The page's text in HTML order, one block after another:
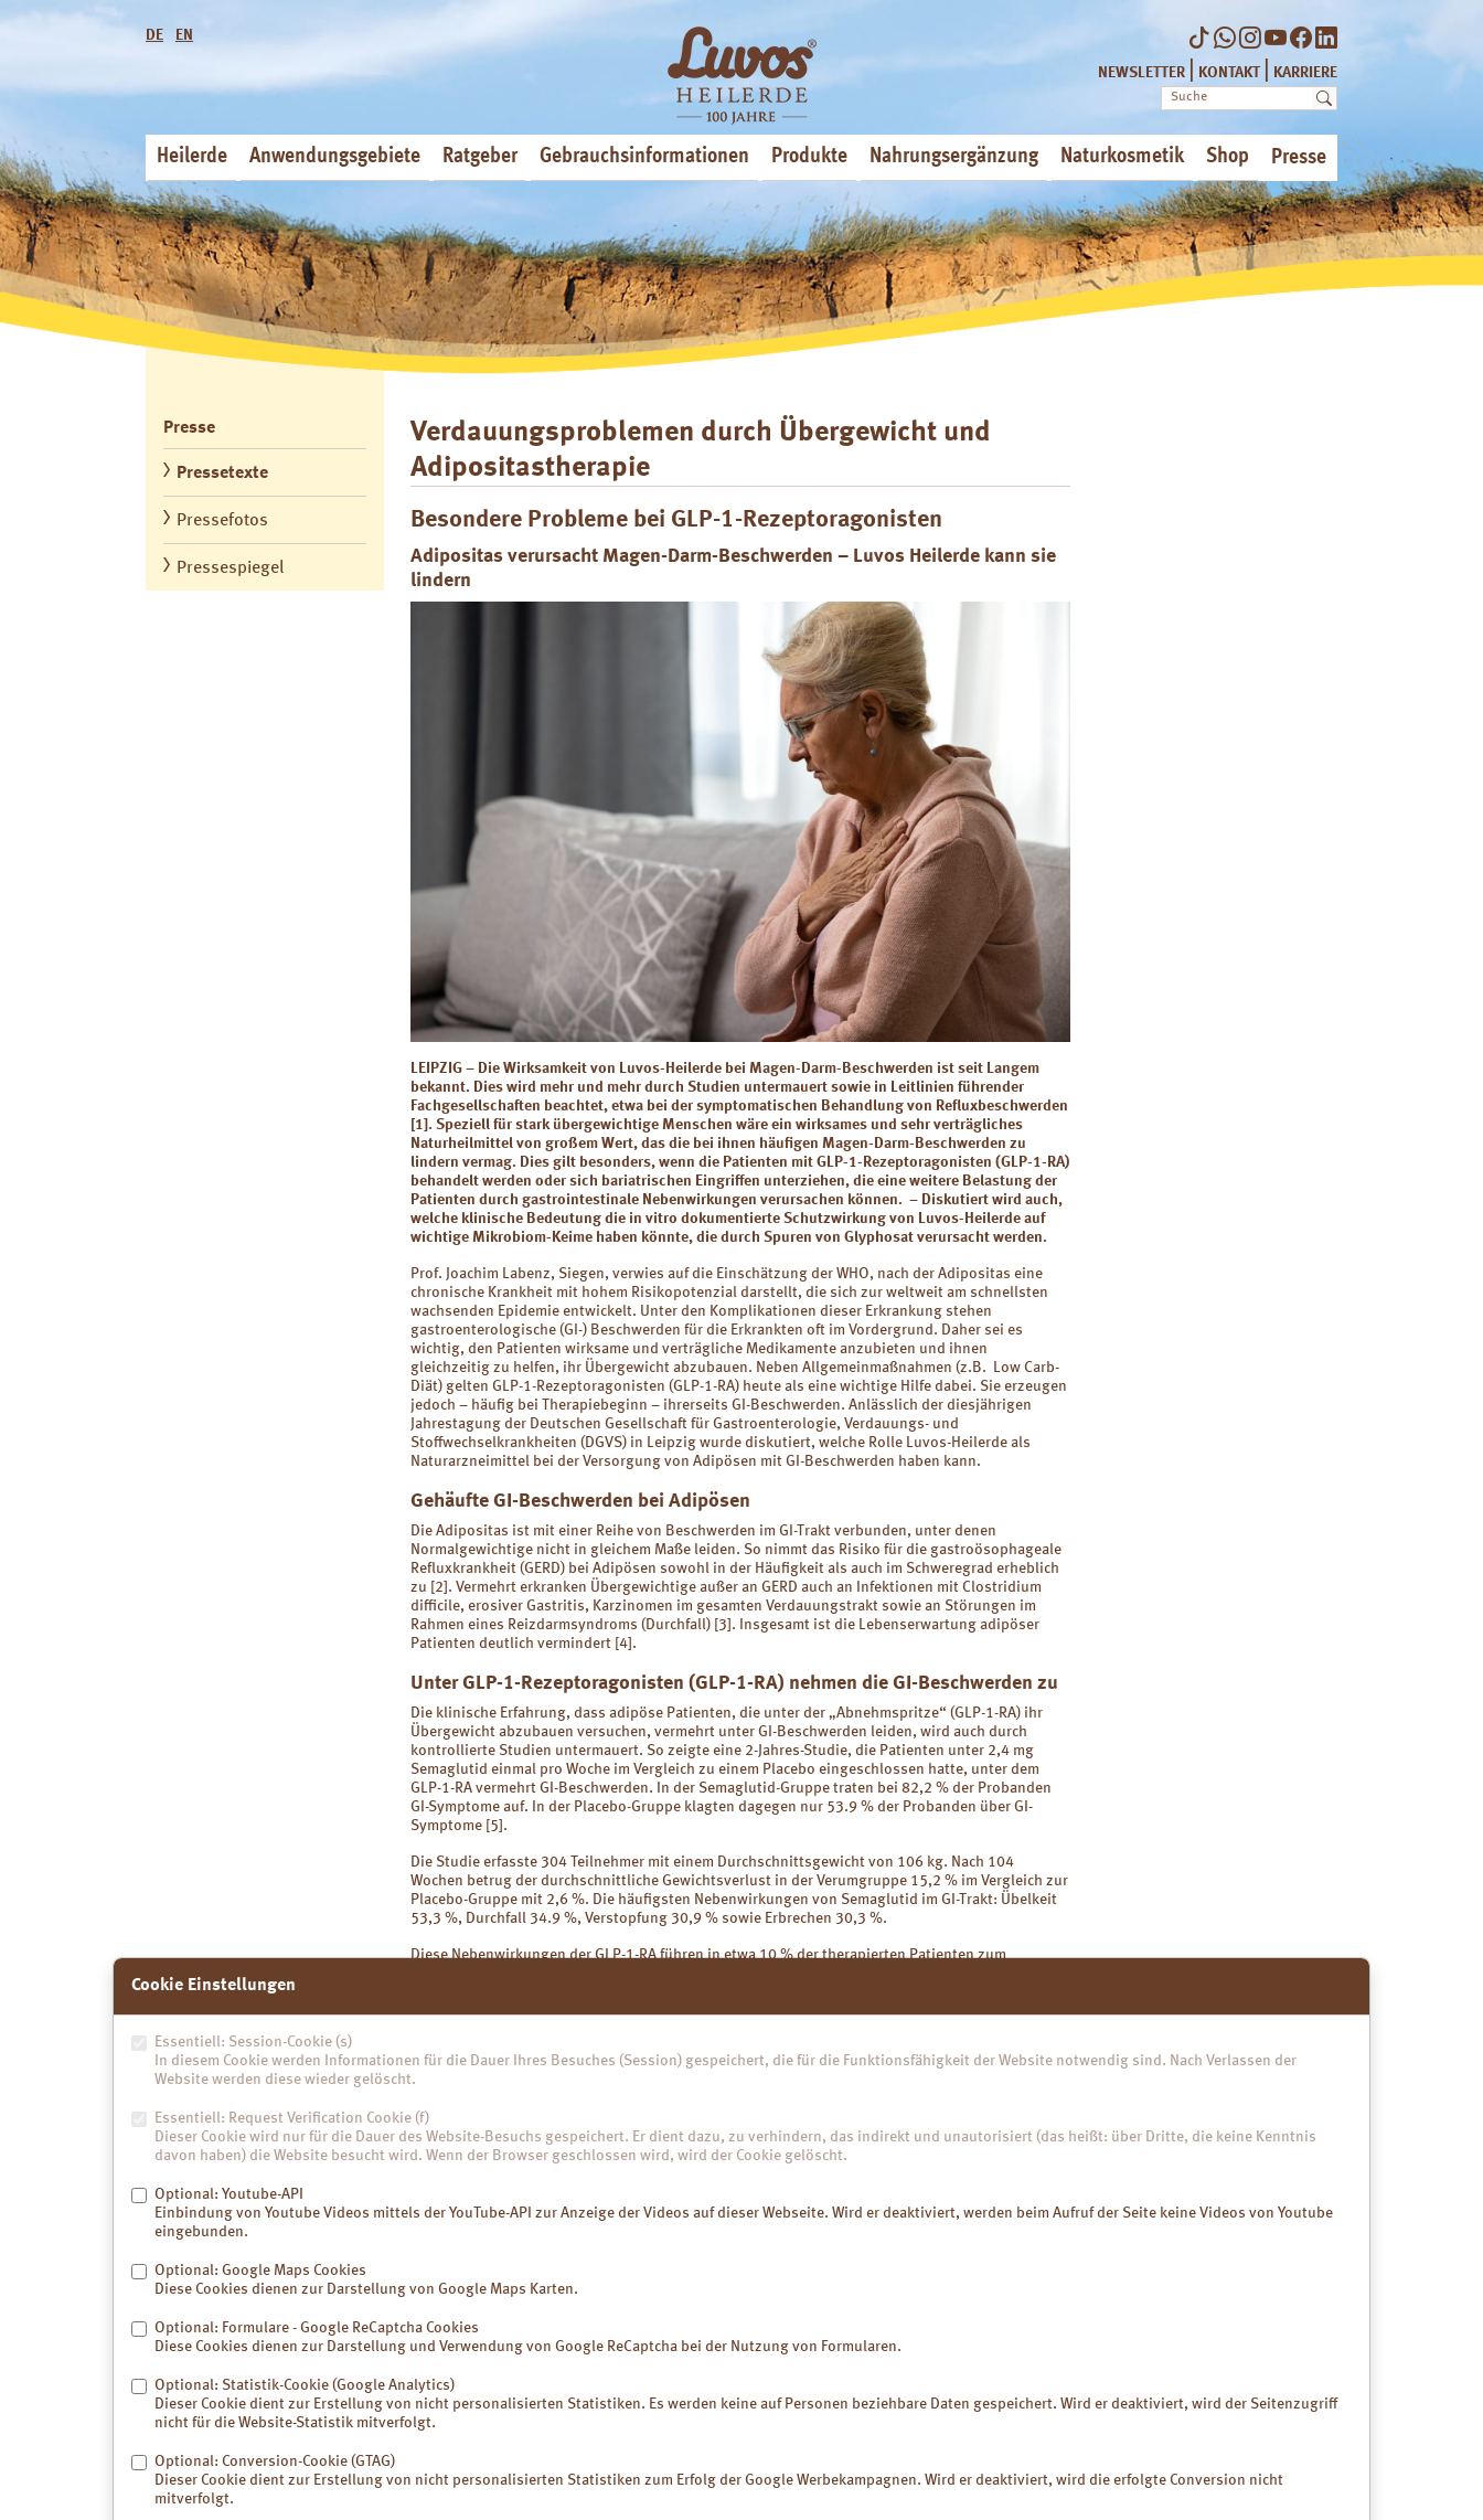
DE EN
NEWSLETTER KONTAKT KARRIERE
Heilerde Anwendungsgebiete Ratgeber Gebrauchsinformationen Produkte Nahrungsergänzung Naturkosmetik Shop Presse
Presse
Pressetexte
Pressefotos
Pressespiegel
Verdauungsproblemen durch Übergewicht und
Adipositastherapie
Besondere Probleme bei GLP-1-Rezeptoragonisten
Adipositas verursacht Magen-Darm-Beschwerden – Luvos Heilerde kann sie
lindern
LEIPZIG – Die Wirksamkeit von Luvos-Heilerde bei Magen-Darm-Beschwerden ist seit Langem
bekannt. Dies wird mehr und mehr durch Studien untermauert sowie in Leitlinien führender
Fachgesellschaften beachtet, etwa bei der symptomatischen Behandlung von Refluxbeschwerden
[1]. Speziell für stark übergewichtige Menschen wäre ein wirksames und sehr verträgliches
Naturheilmittel von großem Wert, das die bei ihnen häufigen Magen-Darm-Beschwerden zu
lindern vermag. Dies gilt besonders, wenn die Patienten mit GLP-1-Rezeptoragonisten (GLP-1-RA)
behandelt werden oder sich bariatrischen Eingriffen unterziehen, die eine weitere Belastung der
Patienten durch gastrointestinale Nebenwirkungen verursachen können. – Diskutiert wird auch,
welche klinische Bedeutung die in vitro dokumentierte Schutzwirkung von Luvos-Heilerde auf
wichtige Mikrobiom-Keime haben könnte, die durch Spuren von Glyphosat verursacht werden.
Prof. Joachim Labenz, Siegen, verwies auf die Einschätzung der WHO, nach der Adipositas eine
chronische Krankheit mit hohem Risikopotenzial darstellt, die sich zur weltweit am schnellsten
wachsenden Epidemie entwickelt. Unter den Komplikationen dieser Erkrankung stehen
gastroenterologische (GI-) Beschwerden für die Erkrankten oft im Vordergrund. Daher sei es
wichtig, den Patienten wirksame und verträgliche Medikamente anzubieten und ihnen
gleichzeitig zu helfen, ihr Übergewicht abzubauen. Neben Allgemeinmaßnahmen (z.B. Low Carb-
Diät) gelten GLP-1-Rezeptoragonisten (GLP-1-RA) heute als eine wichtige Hilfe dabei. Sie erzeugen
jedoch – häufig bei Therapiebeginn – ihrerseits GI-Beschwerden. Anlässlich der diesjährigen
Jahrestagung der Deutschen Gesellschaft für Gastroenterologie, Verdauungs- und
Stoffwechselkrankheiten (DGVS) in Leipzig wurde diskutiert, welche Rolle Luvos-Heilerde als
Naturarzneimittel bei der Versorgung von Adipösen mit GI-Beschwerden haben kann.
Gehäufte GI-Beschwerden bei Adipösen
Die Adipositas ist mit einer Reihe von Beschwerden im GI-Trakt verbunden, unter denen
Normalgewichtige nicht in gleichem Maße leiden. So nimmt das Risiko für die gastroösophageale
Refluxkrankheit (GERD) bei Adipösen sowohl in der Häufigkeit als auch im Schweregrad erheblich
zu [2]. Vermehrt erkranken Übergewichtige außer an GERD auch an Infektionen mit Clostridium
difficile, erosiver Gastritis, Karzinomen im gesamten Verdauungstrakt sowie an Störungen im
Rahmen eines Reizdarmsyndroms (Durchfall) [3]. Insgesamt ist die Lebenserwartung adipöser
Patienten deutlich vermindert [4].
Unter GLP-1-Rezeptoragonisten (GLP-1-RA) nehmen die GI-Beschwerden zu
Die klinische Erfahrung, dass adipöse Patienten, die unter der „Abnehmspritze“ (GLP-1-RA) ihr
Übergewicht abzubauen versuchen, vermehrt unter GI-Beschwerden leiden, wird auch durch
kontrollierte Studien untermauert. So zeigte eine 2-Jahres-Studie, die Patienten unter 2,4 mg
Semaglutid einmal pro Woche im Vergleich zu einem Placebo eingeschlossen hatte, unter dem
GLP-1-RA vermehrt GI-Beschwerden. In der Semaglutid-Gruppe traten bei 82,2 % der Probanden
GI-Symptome auf. In der Placebo-Gruppe klagten dagegen nur 53.9 % der Probanden über GI-
Symptome [5].
Die Studie erfasste 304 Teilnehmer mit einem Durchschnittsgewicht von 106 kg. Nach 104
Wochen betrug der durchschnittliche Gewichtsverlust in der Verumgruppe 15,2 % im Vergleich zur
Placebo-Gruppe mit 2,6 %. Die häufigsten Nebenwirkungen von Semaglutid im GI-Trakt: Übelkeit
53,3 %, Durchfall 34.9 %, Verstopfung 30,9 % sowie Erbrechen 30,3 %.
Diese Nebenwirkungen der GLP-1-RA führen in etwa 10 % der therapierten Patienten zum
Gastrointestinale Beschwerdebilder zeigen sich auch nach bariatrischen Eingriffen, wie Labenz
20.000) führen zu GI-Folgeerscheinungen/Nebenwirkungen wie Durchfall, Verstopfung,
Blähungen, Übelkeit / Erbrechen sowie Reflux (Magenballon, Magenvolumenreduktion).
Durch ihre spezielle Zusammensetzung und Aufbereitung vermag die naturreine Luvos-Heilerde
Magen- und Gallensäure zu neutralisieren bzw. zu absorbieren,
Giftstoffe, z. B. Schwermetallionen, zu binden.
Bei Refluxbeschwerden wie Sodbrennen wird Luvos-Heilerde aufgrund ihrer schnellen und
anhaltenden säureneutralisierenden Wirkung als Antazidum genutzt. Sie neutralisiert in
Sekundenschnelle überschüssige Magensäure. Bei guter Kontrolle der Reflux-Beschwerden kann
diese Heilerde leitliniengerecht [1] auch die Anwendung von PPI ersetzen, die gerade wegen
Begünstigung einer Gewichtszunahme für Adipöse ungünstig sind. Bei guter Symptomkontrolle
ohne Risikofaktoren, mit gesicherter NERD, mit leichter Refluxösophagitis (Los Angeles Grad A/B),
Schlafstörungen bei GERD. Diese Indikationsliste schließt ca. 95% aller Refluxkranken ein.
Cookie Einstellungen
Essentiell: Session-Cookie (s)
In diesem Cookie werden Informationen für die Dauer Ihres Besuches (Session) gespeichert, die für die Funktionsfähigkeit der Website notwendig sind. Nach Verlassen der
Website werden diese wieder gelöscht.
Essentiell: Request Verification Cookie (f)
Dieser Cookie wird nur für die Dauer des Website-Besuchs gespeichert. Er dient dazu, zu verhindern, das indirekt und unautorisiert (das heißt: über Dritte, die keine Kenntnis
davon haben) die Website besucht wird. Wenn der Browser geschlossen wird, wird der Cookie gelöscht.
Optional: Youtube-API
Einbindung von Youtube Videos mittels der YouTube-API zur Anzeige der Videos auf dieser Webseite. Wird er deaktiviert, werden beim Aufruf der Seite keine Videos von Youtube
eingebunden.
Optional: Google Maps Cookies
Diese Cookies dienen zur Darstellung von Google Maps Karten.
Optional: Formulare - Google ReCaptcha Cookies
Diese Cookies dienen zur Darstellung und Verwendung von Google ReCaptcha bei der Nutzung von Formularen.
Optional: Statistik-Cookie (Google Analytics)
Dieser Cookie dient zur Erstellung von nicht personalisierten Statistiken. Es werden keine auf Personen beziehbare Daten gespeichert. Wird er deaktiviert, wird der Seitenzugriff
nicht für die Website-Statistik mitverfolgt.
Optional: Conversion-Cookie (GTAG)
Dieser Cookie dient zur Erstellung von nicht personalisierten Statistiken zum Erfolg der Google Werbekampagnen. Wird er deaktiviert, wird die erfolgte Conversion nicht
mitverfolgt.